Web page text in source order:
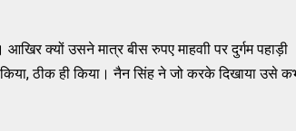
क्यों उसने मात्र बीस रुपए माहवाी पर दुर्गम पहाड़ी
ठीक ही किया। नैन सिंह ने जो करके दिखाया उसे